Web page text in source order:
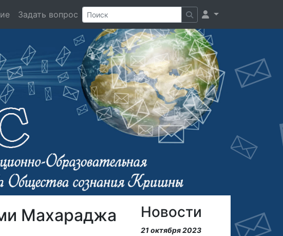
Задать вопрос
Махараджа Новости
21 октября 2023